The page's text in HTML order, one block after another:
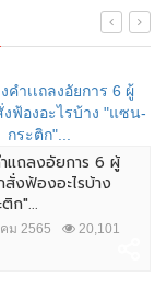
เถลงอัยการ 6 ผู้
งฟ้องอะไรบ้าง
ก"...
ม 2565 20,101